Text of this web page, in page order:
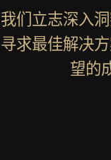
我们立志深入
寻求最佳解决
望的